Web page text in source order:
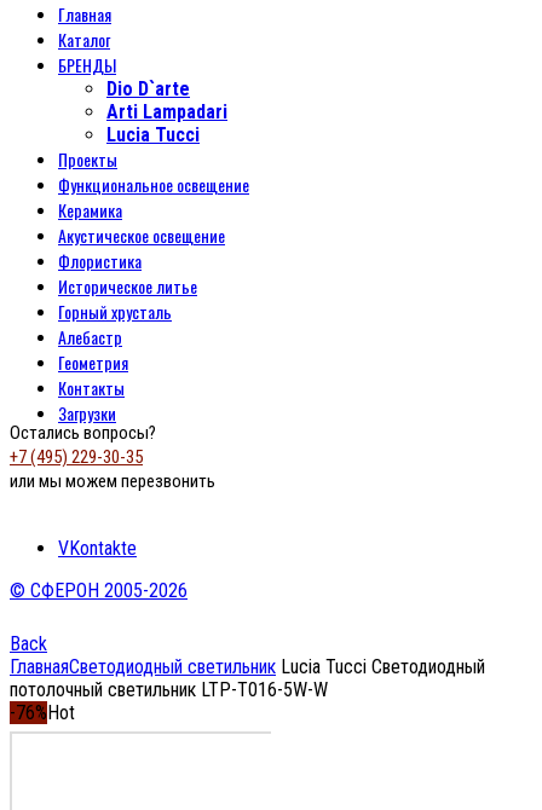
Главная
Каталог
БРЕНДЫ
Dio D`arte
Arti Lampadari
Lucia Tucci
Проекты
Функциональное освещение
Керамика
Акустическое освещение
Флористика
Историческое литье
Горный хрусталь
Алебастр
Геометрия
Контакты
Загрузки
Остались вопросы?
+7 (495) 229-30-35
или мы можем перезвонить
VKontakte
© СФЕРОН 2005-2026
Back
ГлавнаяСветодиодный светильник Lucia Tucci Светодиодный
потолочный светильник LTP-T016-5W-W
-76% Hot